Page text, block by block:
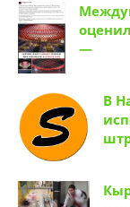
—
В